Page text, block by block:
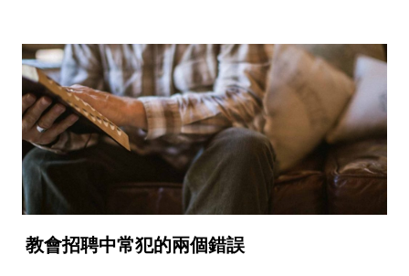
教會招聘中常犯的兩個錯誤